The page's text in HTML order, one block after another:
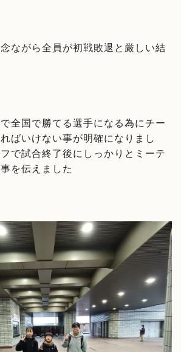
ながら全員が初戦敗退と厳しい結
全国で勝てる選手になる為にチー
ばいけない事が明確になりまし
で試合終了後にしっかりとミーテ
を伝えました